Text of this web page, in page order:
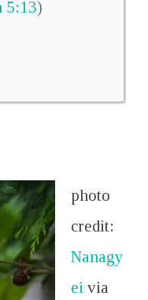
5:13)
photo
credit:
Nanagy
ei via